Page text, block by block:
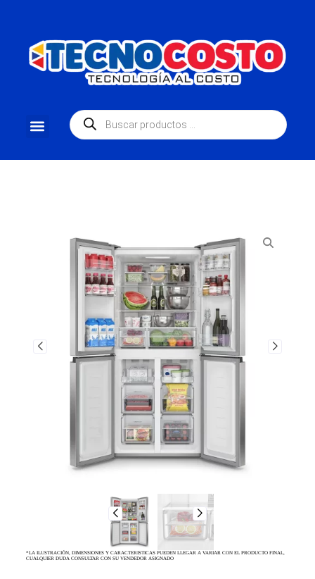
*LA ILUSTRACIÓN, DIMENSIONES Y CARACTERISTICAS PUEDEN LLEGAR A VARIAR CON EL PRODUCTO FINAL,
CUALQUIER DUDA CONSULTAR CON SU VENDEDOR ASIGNADO